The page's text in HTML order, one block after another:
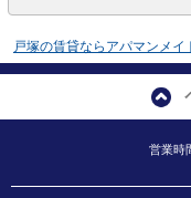
戸塚の賃貸ならアパマンメイ
営業時